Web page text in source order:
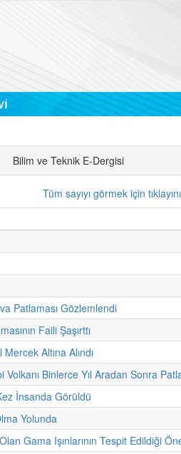
Bilim ve Teknik E-Dergisi
Tüm sayıyı görmek için
Patlaması Gözlemlendi
Faili Şaşırttı
Altına Alındı
Binlerce Yıl Aradan Sonra
İnsanda Görüldü
Yolunda
Gama Işınlarının Tespit Edildiği